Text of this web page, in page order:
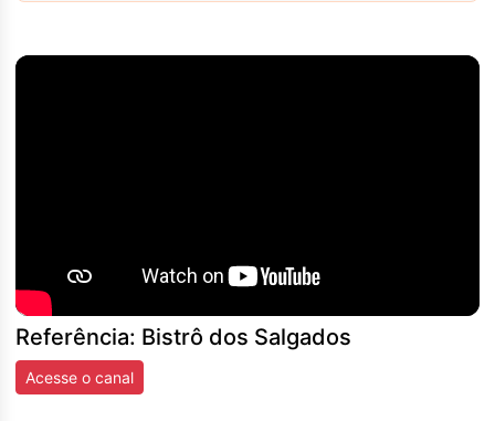
Referência: Bistrô dos Salgados
Acesse o canal